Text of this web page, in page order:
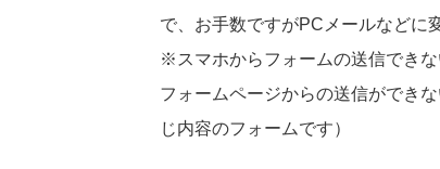
で、お手数ですがPCメールなどに
※スマホからフォームの送信でき
フォームページからの送信ができ
じ内容のフォームです）